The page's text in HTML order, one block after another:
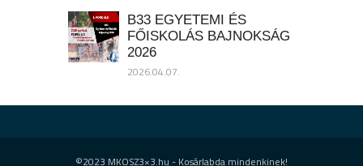
B33 EGYETEMI ÉS
FŐISKOLÁS BAJNOKSÁG
2026
2026.04.07.
©2023 MKOSZ3×3.hu - Kosárlabda mindenkinek!